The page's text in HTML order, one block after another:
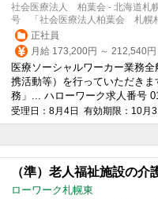
社会医療法人 柏葉会 - 北海道札
号 「社会医療法人柏葉会 札幌柏
正社員
月給 173,200円 ～ 212,540円
医療ソーシャルワーカー業務
携活動等）を行っていただき
務」... ハローワーク求人番号
受理日：8月4日 有効期限：10月
（準）老人福祉施設の介
ローワーク札幌東